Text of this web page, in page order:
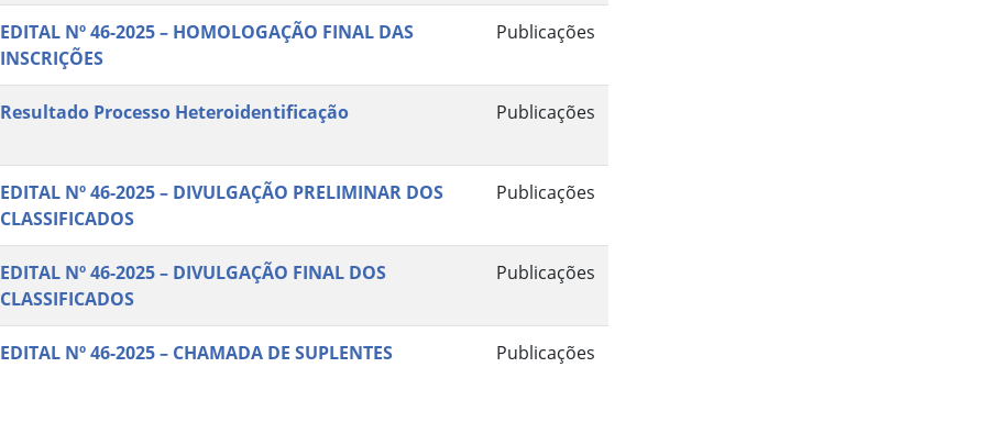
EDITAL Nº 46-2025 – HOMOLOGAÇÃO FINAL DAS
INSCRIÇÕES
Publicações
Resultado Processo Heteroidentificação Publicações
EDITAL Nº 46-2025 – DIVULGAÇÃO PRELIMINAR DOS
CLASSIFICADOS
Publicações
EDITAL Nº 46-2025 – DIVULGAÇÃO FINAL DOS
CLASSIFICADOS
Publicações
EDITAL Nº 46-2025 – CHAMADA DE SUPLENTES Publicações